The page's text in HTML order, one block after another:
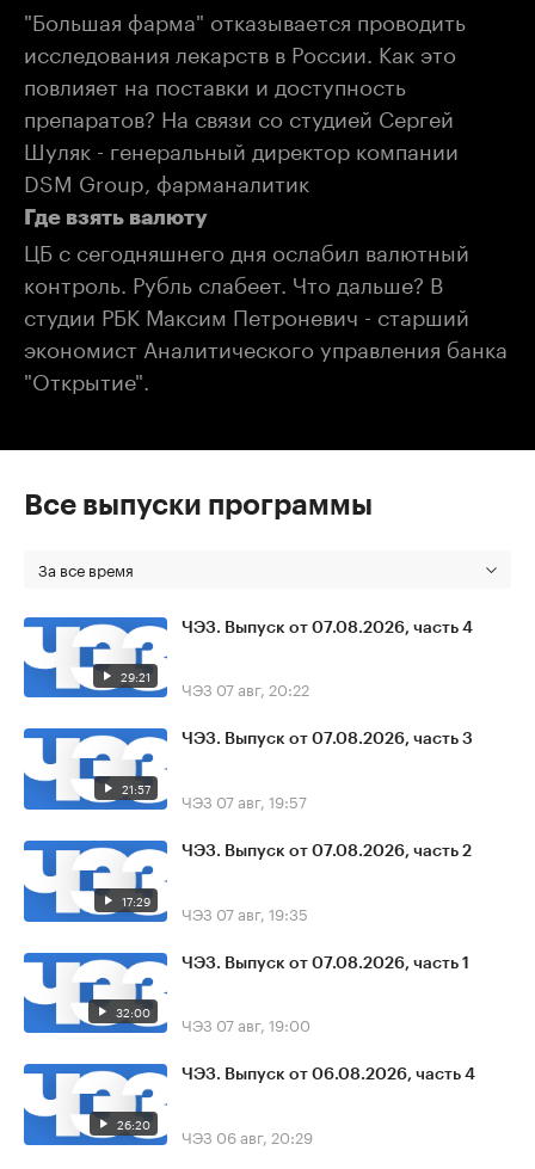
"Большая фарма" отказывается проводить
исследования лекарств в России. Как это
повлияет на поставки и доступность
препаратов? На связи со студией Сергей
Шуляк - генеральный директор компании
DSM Group, фарманалитик
Где взять валюту
ЦБ с сегодняшнего дня ослабил валютный
контроль. Рубль слабеет. Что дальше? В
студии РБК Максим Петроневич - старший
экономист Аналитического управления банка
"Открытие".
Все выпуски программы
За все время
29:21
ЧЭЗ. Выпуск от 07.08.2026, часть 4
ЧЭЗ 07 авг, 20:22
21:57
ЧЭЗ. Выпуск от 07.08.2026, часть 3
ЧЭЗ 07 авг, 19:57
17:29
ЧЭЗ. Выпуск от 07.08.2026, часть 2
ЧЭЗ 07 авг, 19:35
32:00
ЧЭЗ. Выпуск от 07.08.2026, часть 1
ЧЭЗ 07 авг, 19:00
26:20
ЧЭЗ. Выпуск от 06.08.2026, часть 4
ЧЭЗ 06 авг, 20:29